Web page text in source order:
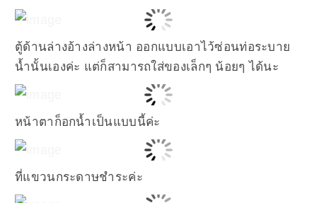
ตู้ด้านล่างอ้างล่างหน้า ออกแบบเอาไว้ซ่อนท่อระบาย
น้ำนั้นเองค่ะ แต่ก็สามารถใส่ของเล็กๆ น้อยๆ ได้นะ
หน้าตาก็อกน้ำเป็นแบบนี้ค่ะ
ที่แขวนกระดาษชำระค่ะ